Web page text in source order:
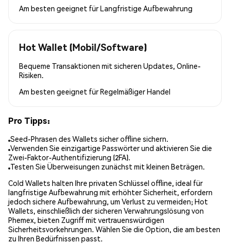
Am besten geeignet fürLangfristige Aufbewahrung
Hot Wallet (Mobil/Software)
Bequeme Transaktionen mit sicheren Updates, Online-
Risiken.
Am besten geeignet fürRegelmäßiger Handel
Pro Tipps:
Seed-Phrasen des Wallets sicher offline sichern.
Verwenden Sie einzigartige Passwörter und aktivieren Sie die
Zwei-Faktor-Authentifizierung (2FA).
Testen Sie Überweisungen zunächst mit kleinen Beträgen.
Cold Wallets halten Ihre privaten Schlüssel offline, ideal für
langfristige Aufbewahrung mit erhöhter Sicherheit, erfordern
jedoch sichere Aufbewahrung, um Verlust zu vermeiden; Hot
Wallets, einschließlich der sicheren Verwahrungslösung von
Phemex, bieten Zugriff mit vertrauenswürdigen
Sicherheitsvorkehrungen. Wählen Sie die Option, die am besten
zu Ihren Bedürfnissen passt.